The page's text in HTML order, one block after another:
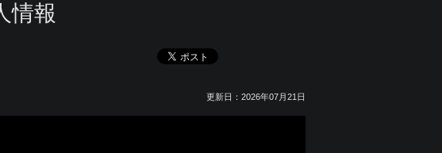
情報
更新日：2026年07月21日